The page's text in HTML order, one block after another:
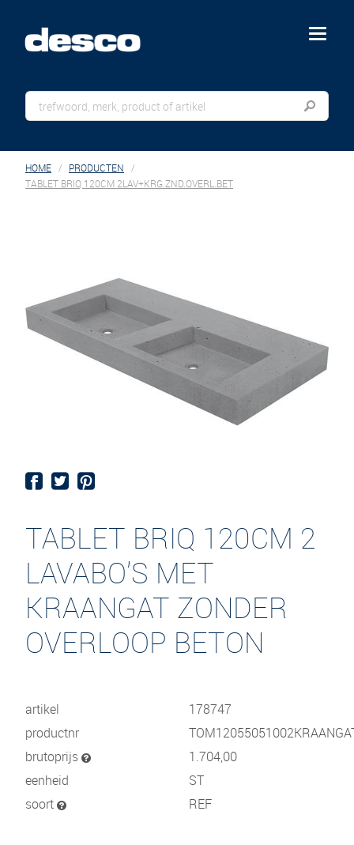
menu
HOME
PRODUCTEN
TABLET BRIQ 120CM 2LAV+KRG.ZND.OVERL.BET
TABLET BRIQ 120CM 2
LAVABO'S MET
KRAANGAT ZONDER
OVERLOOP BETON
artikel
178747
productnr
brutoprijs
1.704,00
eenheid
ST
soort
REF